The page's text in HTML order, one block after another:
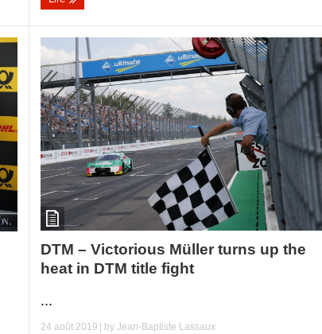
DTM – Victorious Müller turns up the
heat in DTM title fight
...
24 août 2019 | byJean-Baptiste Lassaux